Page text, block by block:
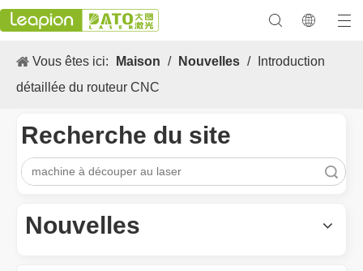
Vous êtes ici: Maison / Nouvelles /
Introduction
détaillée du routeur CNC
Recherche du site
Nouvelles